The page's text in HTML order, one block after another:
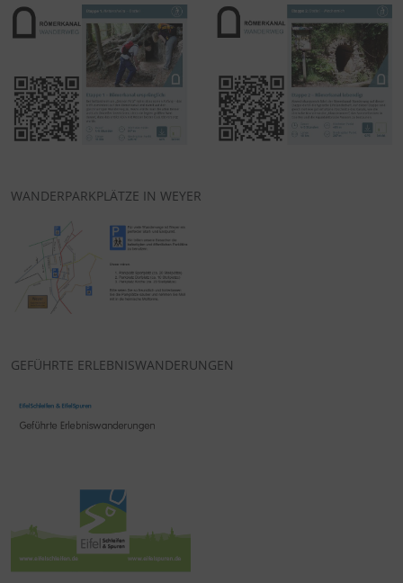
WANDERPARKPLÄTZE IN WEYER
GEFÜHRTE ERLEBNISWANDERUNGEN